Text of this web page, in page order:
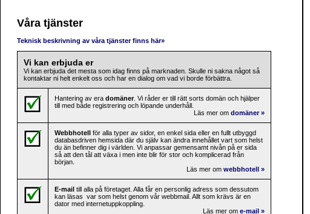
Våra tjänster
Teknisk beskrivning av våra tjänster finns här»
Vi kan erbjuda er
Vi kan erbjuda det mesta som idag finns på marknaden. Skulle ni sakna något så
kontaktar ni helt enkelt oss och har en dialog om vad vi borde förbättra.
Hantering av era domäner. Vi råder er till rätt sorts domän och hjälper
till med både registrering och löpande underhåll.
Läs mer om domäner »
Webbhotell för alla typer av sidor, en enkel sida eller en fullt utbyggd
databasdriven hemsida där du själv kan ändra innehållet vart som helst
du än befinner dig i världen. Vi anpassar gemensamt nivån på er sida
så att den tål att växa i men inte blir för stor och komplicerad från
början.
Läs mer om webbhotell »
E-mail till alla på företaget. Alla får en personlig adress som dessutom
kan läsas var som helst genom vår webbmail. Allt som krävs är en
dator med internetuppkoppling.
Läs mer om e-mail »